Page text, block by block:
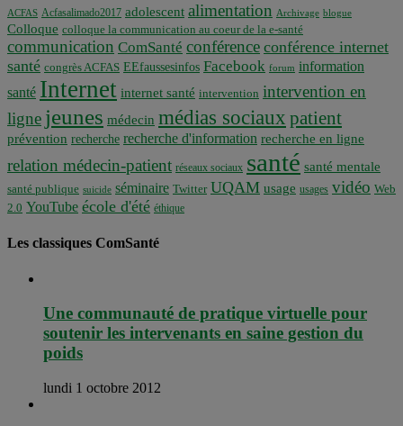
ACFAS Acfasalimado2017 adolescent alimentation Archivage blogue
Colloque colloque la communication au coeur de la e-santé
communication ComSanté conférence conférence internet
santé congrès ACFAS EEfaussesinfos Facebook forum information
santé Internet internet santé intervention intervention en
ligne jeunes médecin médias sociaux patient
prévention recherche recherche d'information recherche en ligne
relation médecin-patient réseaux sociaux santé santé mentale
santé publique suicide séminaire Twitter UQAM usage usages vidéo Web
2.0 YouTube école d'été éthique
Les classiques ComSanté
Une communauté de pratique virtuelle pour
soutenir les intervenants en saine gestion du
poids
lundi 1 octobre 2012